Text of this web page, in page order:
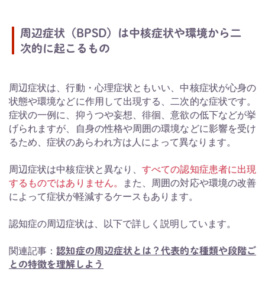
周辺症状（BPSD）は中核症状や環境から二
次的に起こるもの
周辺症状は、行動・心理症状ともいい、中核症状が心身の
状態や環境などに作用して出現する、二次的な症状です。
症状の一例に、抑うつや妄想、徘徊、意欲の低下などが挙
げられますが、自身の性格や周囲の環境などに影響を受け
るため、症状のあらわれ方は人によって異なります。
周辺症状は中核症状と異なり、すべての認知症患者に出現
するものではありません。
また、周囲の対応や環境の改善
によって症状が軽減するケースもあります。
認知症の周辺症状は、以下で詳しく説明しています。
関連記事：認知症の周辺症状とは？代表的な種類や段階ご
との特徴を理解しよう